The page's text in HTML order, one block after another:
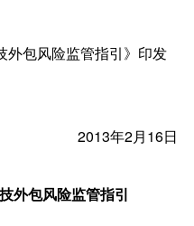
外包风险监管指引》印发
2013年2月16日
外包风险监管指引